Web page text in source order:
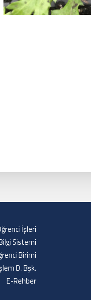
İşleri
Sistemi
Birimi
D. Bşk.
E-Rehber